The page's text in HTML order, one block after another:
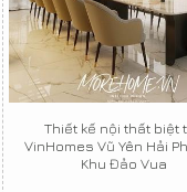
Thiết kế nội thất biệt
VinHomes Vũ Yên Hải
Khu Đảo Vua